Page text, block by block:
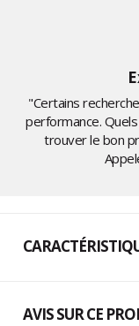
"Certains
performance.
trouver le bon
AVIS SUR CE